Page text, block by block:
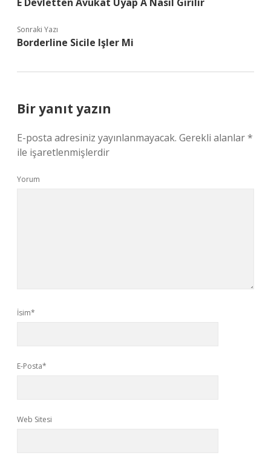
Sonraki Yazı
Borderline Sicile Işler Mi
Bir yanıt yazın
E-posta adresiniz yayınlanmayacak. Gerekli alanlar*
ile işaretlenmişlerdir
Yorum
İsim*
E-Posta*
Web Sitesi